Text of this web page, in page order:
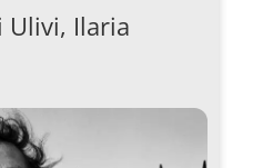
Ulivi, Ilaria